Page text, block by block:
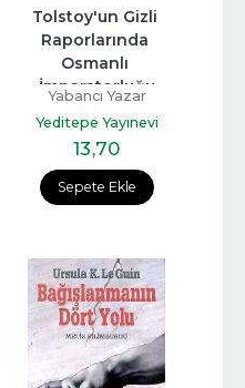
Sepete Ekle
Tolstoy'un Gizli
Raporlarında
Osmanlı
İmparatorluğu
Yabancı Yazar
Yeditepe Yayınevi
13,70